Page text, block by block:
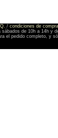
/ condiciones de compra
de 10h a 14h y
el pedido completo, y